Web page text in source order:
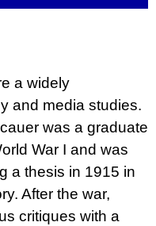
a widely
and media studies.
was a graduate
War I and was
a thesis in 1915 in
After the war,
critiques with a